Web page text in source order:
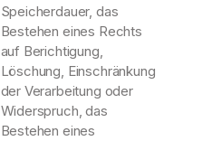
Speicherdauer, das
Bestehen eines Rechts
auf Berichtigung,
Löschung, Einschränkung
der Verarbeitung oder
Widerspruch, das
Bestehen eines